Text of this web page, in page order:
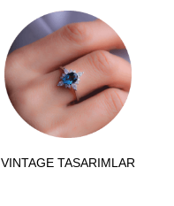
VINTAGE TASARIMLAR